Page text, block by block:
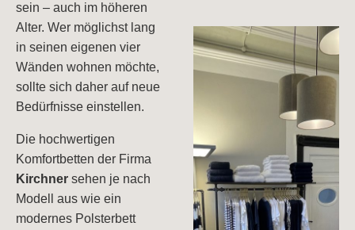
sein – auch im höheren
Alter. Wer möglichst lang
in seinen eigenen vier
Wänden wohnen möchte,
sollte sich daher auf neue
Bedürfnisse einstellen.
Die hochwertigen
Komfortbetten der Firma
Kirchner sehen je nach
Modell aus wie ein
modernes Polsterbett